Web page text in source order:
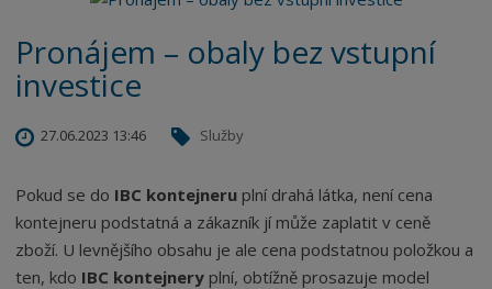
Pronájem – obaly bez vstupní
investice
27.06.2023 13:46 Služby
Pokud se do IBC kontejneru plní drahá látka, není cena
kontejneru podstatná a zákazník jí může zaplatit v ceně
zboží. U levnějšího obsahu je ale cena podstatnou položkou a
ten, kdo IBC kontejnery plní, obtížně prosazuje model